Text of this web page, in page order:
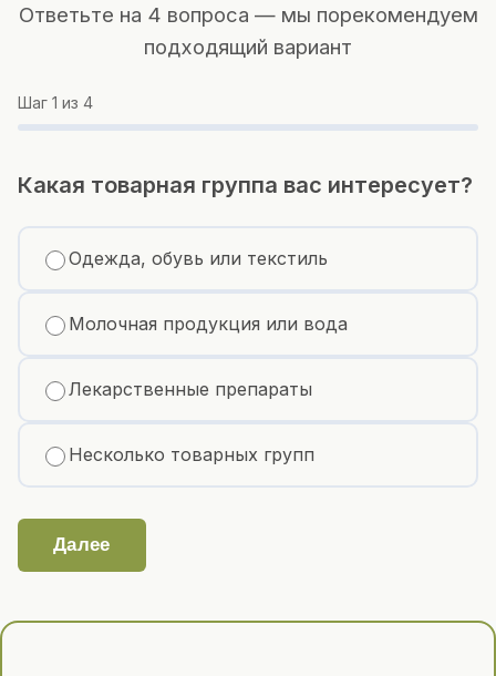
Ответьте на 4 вопроса — мы порекомендуем
подходящий вариант
Шаг 1 из 4
Какая товарная группа вас интересует?
Одежда, обувь или текстиль
Молочная продукция или вода
Лекарственные препараты
Несколько товарных групп
Далее